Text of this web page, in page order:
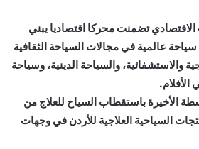
تضمنت محركا اقتصاديا يبني
عالمية في مجالات السياحة الثقافية
والاستشفائية، والسياحة الدينية، وسياحة
الأخيرة باستقطاب السياح للعلاج من
السياحية العلاجية للأردن في وجهات